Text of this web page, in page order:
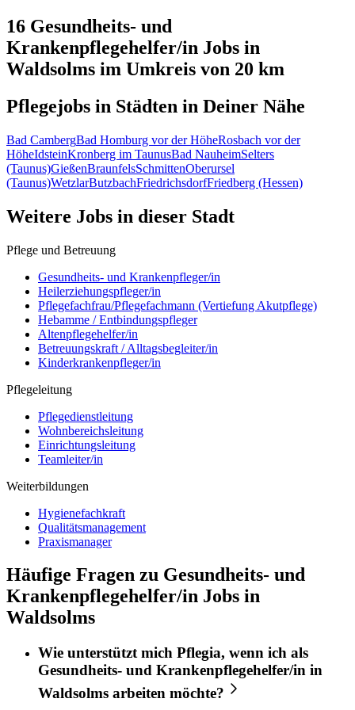
16 Gesundheits- und
Krankenpflegehelfer/in Jobs in
Waldsolms im Umkreis von 20 km
Pflegejobs in Städten in Deiner Nähe
Bad CambergBad Homburg vor der HöheRosbach vor der
HöheIdsteinKronberg im TaunusBad NauheimSelters
(Taunus)GießenBraunfelsSchmittenOberursel
(Taunus)WetzlarButzbachFriedrichsdorfFriedberg (Hessen)
Weitere Jobs in dieser Stadt
Pflege und Betreuung
Gesundheits- und Krankenpfleger/in
Heilerziehungspfleger/in
Pflegefachfrau/Pflegefachmann (Vertiefung Akutpflege)
Hebamme / Entbindungspfleger
Altenpflegehelfer/in
Betreuungskraft / Alltagsbegleiter/in
Kinderkrankenpfleger/in
Pflegeleitung
Pflegedienstleitung
Wohnbereichsleitung
Einrichtungsleitung
Teamleiter/in
Weiterbildungen
Hygienefachkraft
Qualitätsmanagement
Praxismanager
Häufige Fragen zu Gesundheits- und
Krankenpflegehelfer/in Jobs in
Waldsolms
Wie unterstützt mich Pflegia, wenn ich als
Gesundheits- und Krankenpflegehelfer/in in
Waldsolms arbeiten möchte?